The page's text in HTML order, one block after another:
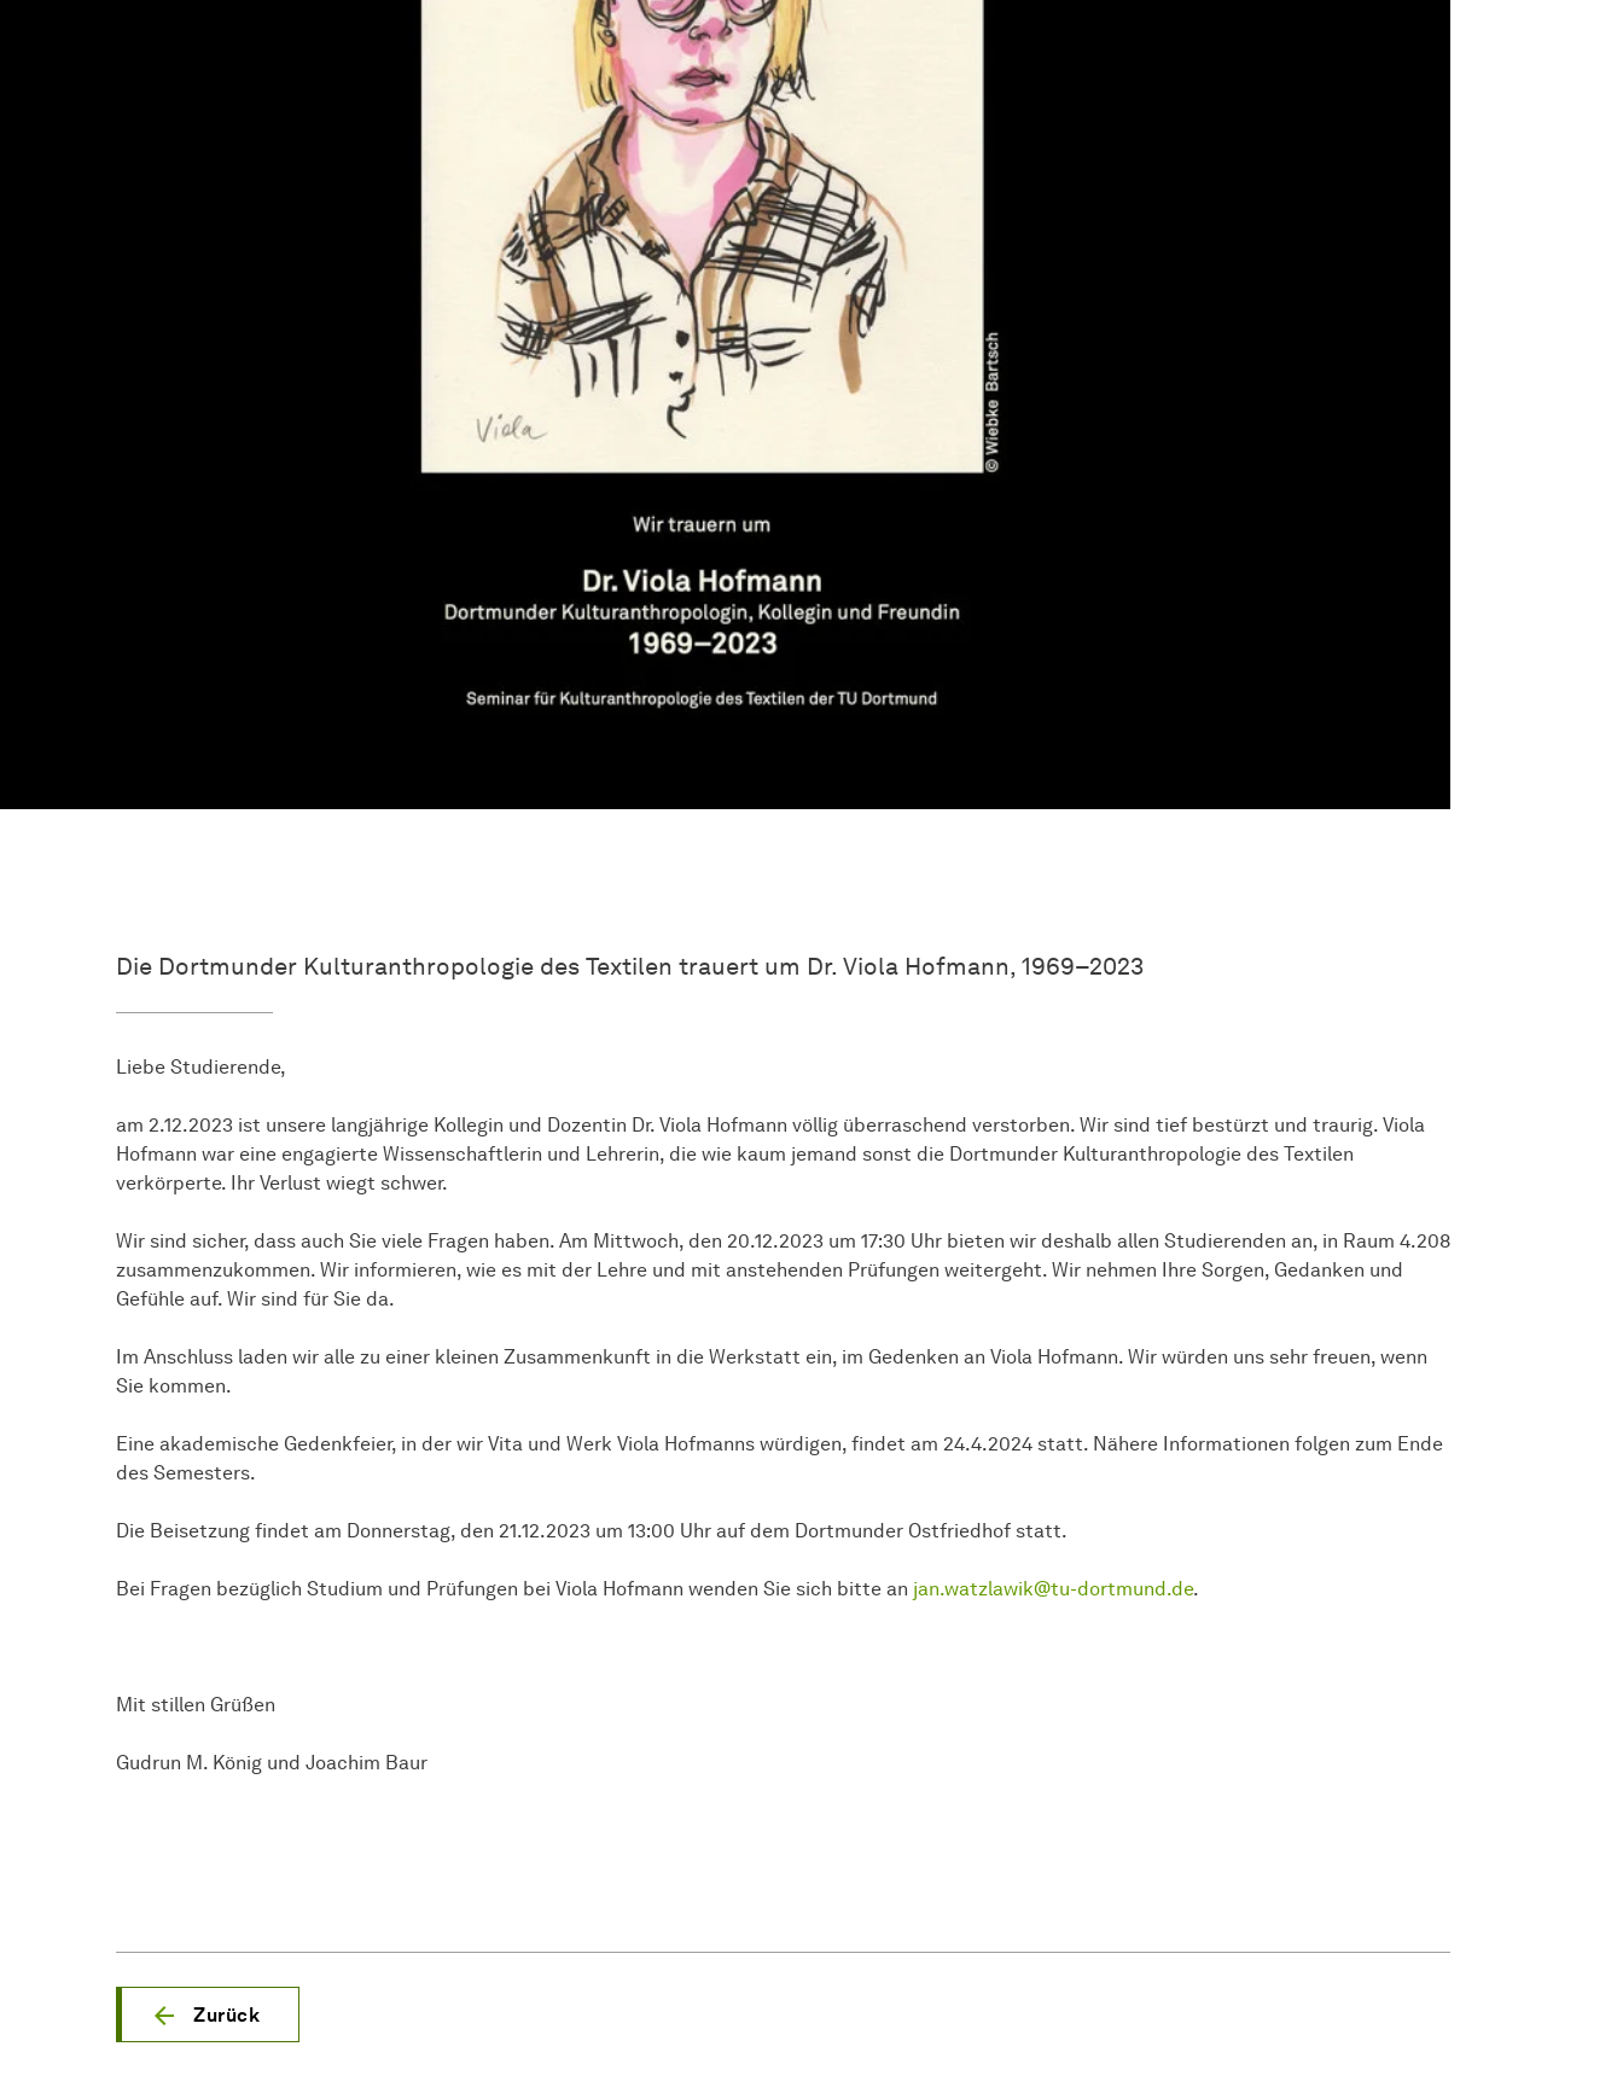
Die Dortmunder Kulturanthropologie des Textilen trauert um Dr. Viola Hofmann, 1969–2023
Liebe Studierende,
am 2.12.2023 ist unsere langjährige Kollegin und Dozentin Dr. Viola Hofmann völlig überraschend verstorben. Wir sind tief bestürzt und traurig. Viola
Hofmann war eine engagierte Wissenschaftlerin und Lehrerin, die wie kaum jemand sonst die Dortmunder Kulturanthropologie des Textilen
verkörperte. Ihr Verlust wiegt schwer.
Wir sind sicher, dass auch Sie viele Fragen haben. Am Mittwoch, den 20.12.2023 um 17:30 Uhr bieten wir deshalb allen Studierenden an, in Raum 4.208
zusammenzukommen. Wir informieren, wie es mit der Lehre und mit anstehenden Prüfungen weitergeht. Wir nehmen Ihre Sorgen, Gedanken und
Gefühle auf. Wir sind für Sie da.
Im Anschluss laden wir alle zu einer kleinen Zusammenkunft in die Werkstatt ein, im Gedenken an Viola Hofmann. Wir würden uns sehr freuen, wenn
Sie kommen.
Eine akademische Gedenkfeier, in der wir Vita und Werk Viola Hofmanns würdigen, findet am 24.4.2024 statt. Nähere Informationen folgen zum Ende
des Semesters.
Die Beisetzung findet am Donnerstag, den 21.12.2023 um 13:00 Uhr auf dem Dortmunder Ostfriedhof statt.
Bei Fragen bezüglich Studium und Prüfungen bei Viola Hofmann wenden Sie sich bitte an jan.watzlawik@tu-dortmund.de.
Mit stillen Grüßen
Gudrun M. König und Joachim Baur
Zurück